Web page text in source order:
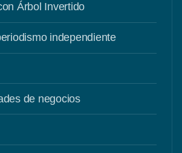
Árbol Invertido
independiente
de negocios